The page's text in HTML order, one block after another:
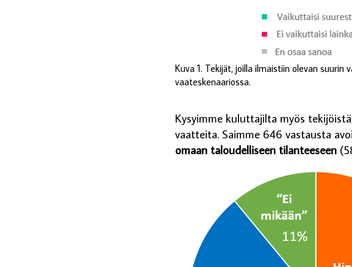
Kuva 1. Tekijät, joilla ilmaistiin olevan
vaateskenaariossa.
Kysyimme kuluttajilta myös
vaatteita. Saimme 646 vastausta
omaan taloudelliseen tilanteeseen